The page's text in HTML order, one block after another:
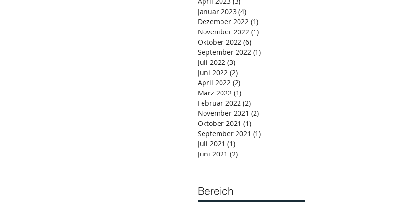
Januar 2023 (4)
Dezember 2022 (1)
November 2022 (1)
Oktober 2022 (6)
September 2022 (1)
Juli 2022 (3)
Juni 2022 (2)
April 2022 (2)
März 2022 (1)
Februar 2022 (2)
November 2021 (2)
Oktober 2021 (1)
September 2021 (1)
Juli 2021 (1)
Juni 2021 (2)
Bereich